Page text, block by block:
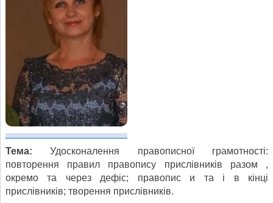
Тема: Удосконалення правописної грамотності:
повторення правил правопису прислівників разом ,
окремо та через дефіс; правопис и та і в кінці
прислівників; творення прислівників.